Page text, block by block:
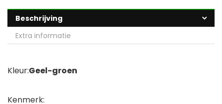
Beschrijving
Extra informatie
Kleur:Geel-groen
Kenmerk: